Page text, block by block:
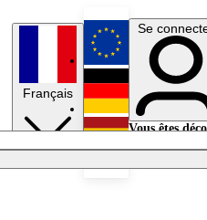
Français
English
Deutsch
Se
Vous êtes